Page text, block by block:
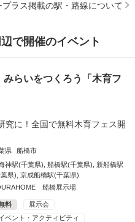
プラス掲載の駅・路線について
で開催のイベント
らいをつくろう「木育フ
究に！全国で無料木育フェス開
県
船橋市
神駅(千葉県) ,船橋駅(千葉県)
新船橋駅
県) ,京成船橋駅(千葉県)
船橋展示場
料
展示会
ベント・アクティビティ